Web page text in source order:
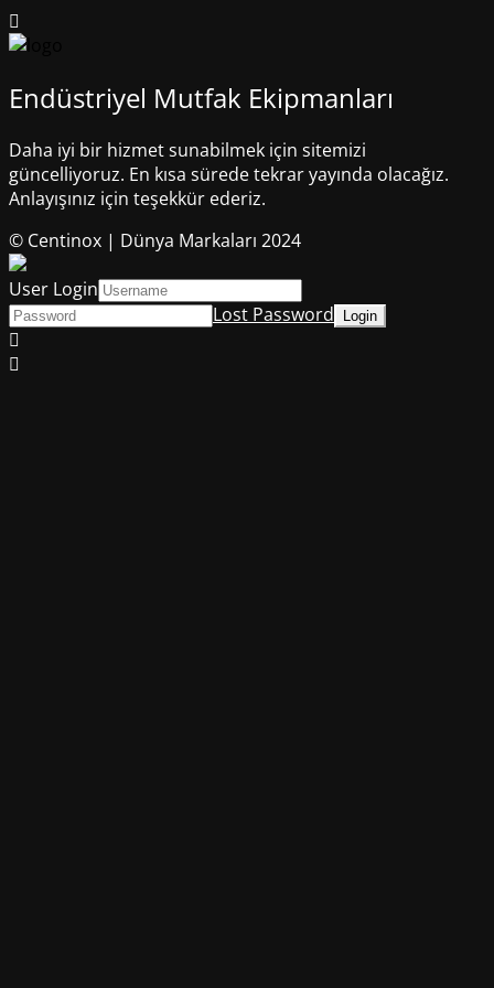
Endüstriyel Mutfak Ekipmanları
Daha iyi bir hizmet sunabilmek için sitemizi
güncelliyoruz. En kısa sürede tekrar yayında olacağız.
Anlayışınız için teşekkür ederiz.
© Centinox | Dünya Markaları 2024
User Login
Lost Password